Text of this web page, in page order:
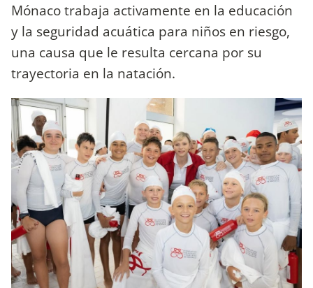
Mónaco trabaja activamente en la educación
y la seguridad acuática para niños en riesgo,
una causa que le resulta cercana por su
trayectoria en la natación.